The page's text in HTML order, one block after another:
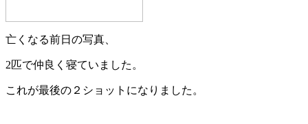
亡くなる前日の写真、
2匹で仲良く寝ていました。
これが最後の２ショットになりました。